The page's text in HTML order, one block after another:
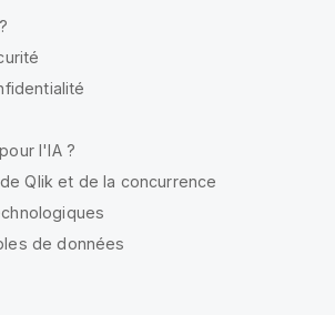
l'IA ?
Qlik et de la concurrence
de données